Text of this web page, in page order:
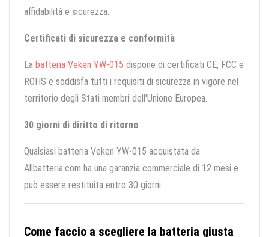
affidabilità e sicurezza.
Certificati di sicurezza e conformità
La batteria Veken YW-015 dispone di certificati CE, FCC e
ROHS e soddisfa tutti i requisiti di sicurezza in vigore nel
territorio degli Stati membri dell'Unione Europea.
30 giorni di diritto di ritorno
Qualsiasi batteria Veken YW-015 acquistata da
Allbatteria.com ha una garanzia commerciale di 12 mesi e
può essere restituita entro 30 giorni.
Come faccio a scegliere la batteria giusta